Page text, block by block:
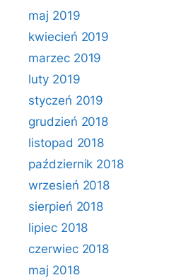
maj 2019
kwiecień 2019
marzec 2019
luty 2019
styczeń 2019
grudzień 2018
listopad 2018
październik 2018
wrzesień 2018
sierpień 2018
lipiec 2018
czerwiec 2018
maj 2018